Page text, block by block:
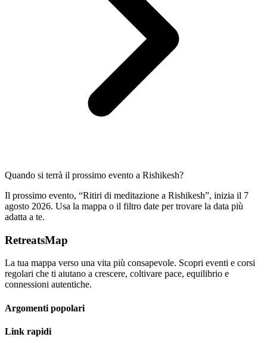
Quando si terrà il prossimo evento a Rishikesh?
Il prossimo evento, “Ritiri di meditazione a Rishikesh”, inizia il 7
agosto 2026. Usa la mappa o il filtro date per trovare la data più
adatta a te.
RetreatsMap
La tua mappa verso una vita più consapevole. Scopri eventi e corsi
regolari che ti aiutano a crescere, coltivare pace, equilibrio e
connessioni autentiche.
Argomenti popolari
Link rapidi